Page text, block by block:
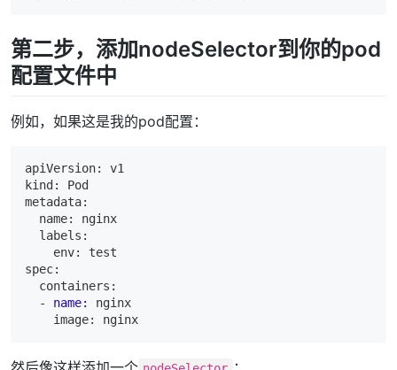
第二步，添加nodeSelector到你的pod
配置文件中
例如，如果这是我的pod配置：
apiVersion: v1
kind: Pod
metadata:
  name: nginx
  labels:
    env: test
spec:
  containers:
  -
name: